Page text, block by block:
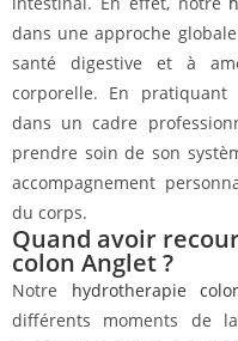
dans une approche
santé digestive et à
corporelle. En pratiquant
dans un cadre
prendre soin de son
accompagnement
du corps.
Quand avoir
colon Anglet ?
Notre hydrotherapie
différents moments de